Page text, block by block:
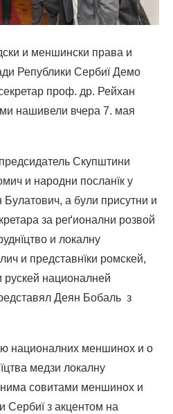
и меншински права и
Републики Сербиї Демо
проф. др. Рейхан
нашивели вчера 7. мая
Скупштини
и народни посланїк у
а були присутни и
за реґионални розвой
и локалну
и представнїки ромскей,
рускей националней
Деян Бобаль з
националних меншинох и о
медзи локалну
совитами меншинох и
Сербиї з акцентом на